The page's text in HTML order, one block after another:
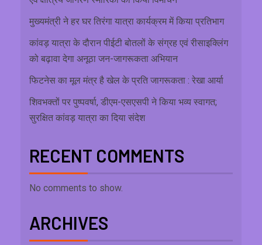
मुख्यमंत्री ने हर घर तिरंगा यात्रा कार्यक्रम में किया प्रतिभाग
कांवड़ यात्रा के दौरान पीईटी बोतलों के संग्रह एवं रीसाइक्लिंग
को बढ़ावा देगा अनूठा जन-जागरूकता अभियान
फिटनेस का मूल मंत्र है खेल के प्रति जागरूकता : रेखा आर्या
शिवभक्तों पर पुष्पवर्षा, डीएम-एसएसपी ने किया भव्य स्वागत;
सुरक्षित कांवड़ यात्रा का दिया संदेश
RECENT COMMENTS
No comments to show.
ARCHIVES